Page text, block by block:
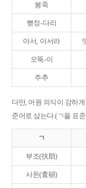
봉죽
뻗정-다리
아서, 아서라
오뚝-이
주추
다만, 어원 의식이 강하
준어로 삼는다.(ㄱ을 표
ㄱ
부조(扶助)
사돈(査頓)